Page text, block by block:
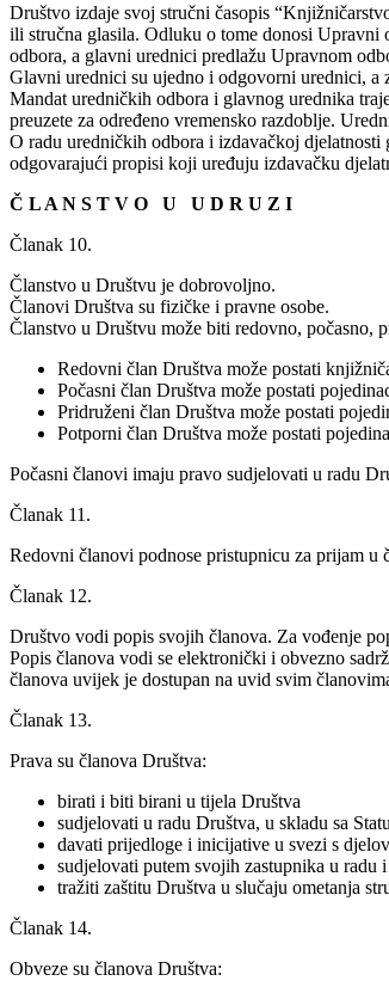
Društvo izdaje svoj stručni časopis
ili stručna glasila. Odluku o tome donosi Upravni
odbora, a glavni urednici predlažu Upravnom
Glavni urednici su ujedno i odgovorni urednici,
Mandat uredničkih odbora i glavnog urednika
preuzete za određeno vremensko razdoblje.
O radu uredničkih odbora i izdavačkoj
odgovarajući propisi koji uređuju izdavačku
Č L A N S T V O U U D R U Z I
Članak 10.
Članstvo u Društvu je dobrovoljno.
Članovi Društva su fizičke i pravne osobe.
Članstvo u Društvu može biti redovno, počasno,
Redovni član Društva može postati
Počasni član Društva može postati
Pridruženi član Društva može postati
Potporni član Društva može postati
Počasni članovi imaju pravo sudjelovati u radu
Članak 11.
Redovni članovi podnose pristupnicu za prijam
Članak 12.
Društvo vodi popis svojih članova. Za vođenje
Popis članova vodi se elektronički i obvezno
članova uvijek je dostupan na uvid svim
Članak 13.
Prava su članova Društva:
birati i biti birani u tijela Društva
sudjelovati u radu Društva, u skladu sa
davati prijedloge i inicijative u svezi s
sudjelovati putem svojih zastupnika u
tražiti zaštitu Društva u slučaju ometanja
Članak 14.
Obveze su članova Društva: